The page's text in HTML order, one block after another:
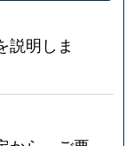
説明しま